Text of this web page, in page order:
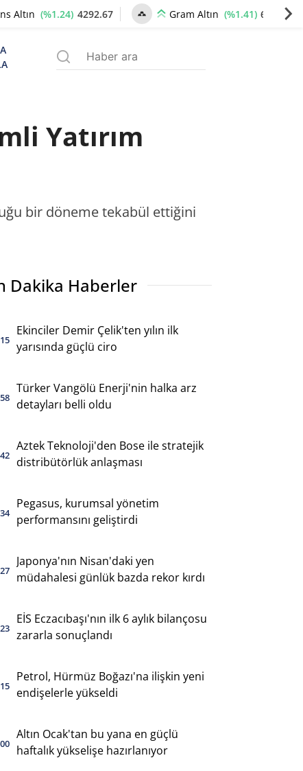
Altın (%1.24) 4292.67 Gram Altın (%1.41) 6584.33
Yatırım
bir döneme tekabül ettiğini
Dakika Haberler
Ekinciler Demir Çelik'ten yılın ilk
yarısında güçlü ciro
Türker Vangölü Enerji'nin halka arz
detayları belli oldu
Aztek Teknoloji'den Bose ile stratejik
distribütörlük anlaşması
Pegasus, kurumsal yönetim
performansını geliştirdi
Japonya'nın Nisan'daki yen
müdahalesi günlük bazda rekor kırdı
EİS Eczacıbaşı'nın ilk 6 aylık bilançosu
zararla sonuçlandı
Petrol, Hürmüz Boğazı'na ilişkin yeni
endişelerle yükseldi
Altın Ocak'tan bu yana en güçlü
haftalık yükselişe hazırlanıyor